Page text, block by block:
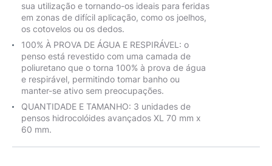
sua utilização e tornando-os ideais para feridas
em zonas de difícil aplicação, como os joelhos,
os cotovelos ou os dedos.
100% À PROVA DE ÁGUA E RESPIRÁVEL: o
penso está revestido com uma camada de
poliuretano que o torna 100% à prova de água
e respirável, permitindo tomar banho ou
manter-se ativo sem preocupações.
QUANTIDADE E TAMANHO: 3 unidades de
pensos hidrocolóides avançados XL 70 mm x
60 mm.